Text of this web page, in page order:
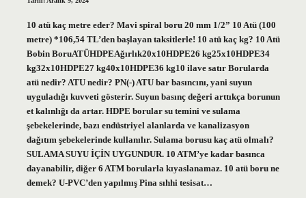
10 atü kaç metre eder? Mavi spiral boru 20 mm 1/2” 10 Atü (100
metre) *106,54 TL’den başlayan taksitlerle! 10 atü kaç kg? 10 Atü
Bobin BoruATÜHDPEAğırlık20x10HDPE26 kg25x10HDPE34
kg32x10HDPE27 kg40x10HDPE36 kg10 ilave satır Borularda
atü nedir? ATU nedir? PN(-) ATU bar basıncını, yani suyun
uyguladığı kuvveti gösterir. Suyun basınç değeri arttıkça borunun
et kalınlığı da artar. HDPE borular su temini ve sulama
şebekelerinde, bazı endüstriyel alanlarda ve kanalizasyon
dağıtım şebekelerinde kullanılır. Sulama borusu kaç atü olmalı?
SULAMA SUYU İÇİN UYGUNDUR. 10 ATM’ye kadar basınca
dayanabilir, diğer 6 ATM borularla kıyaslanamaz. 10 atü boru ne
demek? U-PVC’den yapılmış Pina sıhhi tesisat…